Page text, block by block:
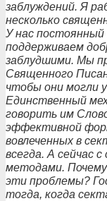
заблуждений. Я
несколько
У нас
поддерживаем
заблудшими. Мы
Священного
чтобы они могли
Единственный
говорить им
эффективной
вовлеченных в
всегда. А сейчас
методами.
эти проблемы?
тогда, когда